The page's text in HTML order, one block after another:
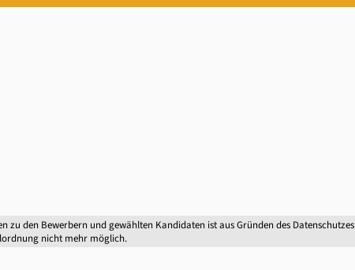
zu den Bewerbern und gewählten Kandidaten ist aus Gründen des Datenschutzes
nicht mehr möglich.